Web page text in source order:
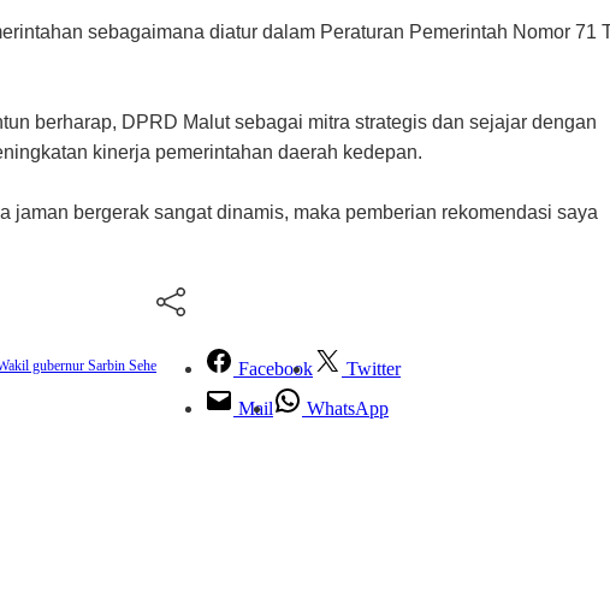
sebagaimana diatur dalam Peraturan Pemerintah Nomor 71
berharap, DPRD Malut sebagai mitra strategis dan sejajar dengan
kinerja pemerintahan daerah kedepan.
bergerak sangat dinamis, maka pemberian rekomendasi saya
gubernur Sarbin Sehe Facebook
Twitter
Mail
WhatsApp